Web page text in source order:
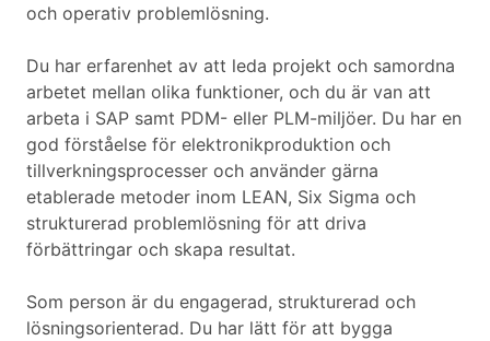
och operativ problemlösning.
Du har erfarenhet av att leda projekt och samordna
arbetet mellan olika funktioner, och du är van att
arbeta i SAP samt PDM- eller PLM-miljöer. Du har en
god förståelse för elektronikproduktion och
tillverkningsprocesser och använder gärna
etablerade metoder inom LEAN, Six Sigma och
strukturerad problemlösning för att driva
förbättringar och skapa resultat.
Som person är du engagerad, strukturerad och
lösningsorienterad. Du har lätt för att bygga